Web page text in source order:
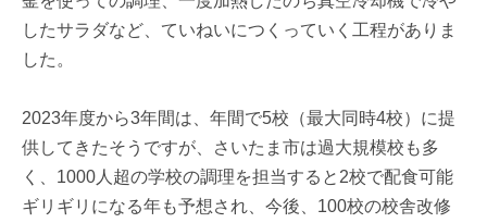
したサラダなど、ていねいにつくっていく工程がありま
した。
2023年度から3年間は、年間で5校（最大同時4校）に提
供してきたそうですが、さいたま市は過大規模校も多
く、1000人超の学校の調理を担当すると2校で配食可能
ギリギリになる年も予想され、今後、100校の校舎改修